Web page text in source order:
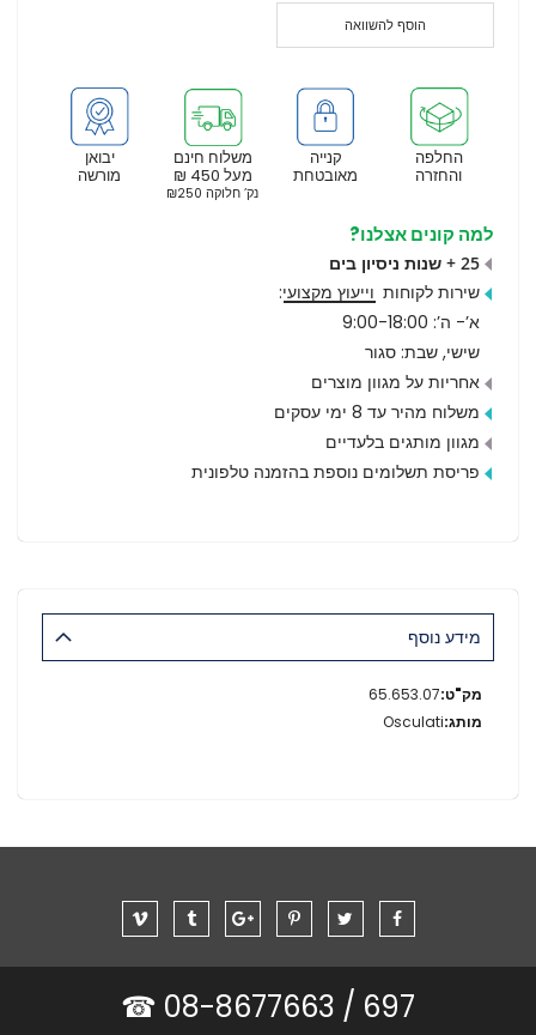
הוסף להשוואה
יבואן
מורשה
משלוח חינם
מעל 450 ₪
נק’ חלוקה ₪250
קנייה
מאובטחת
החלפה
והחזרה
למה קונים אצלנו?
25 + שנות ניסיון בים
שירות לקוחות וייעוץ מקצועי:
א’- ה’: 9:00-18:00
שישי, שבת: סגור
אחריות על מגוון מוצרים
משלוח מהיר עד 8 ימי עסקים
מגוון מותגים בלעדיים
פריסת תשלומים נוספת בהזמנה טלפונית
מידע נוסף
מידע
נוסף
65.653.07
Osculati
697 /